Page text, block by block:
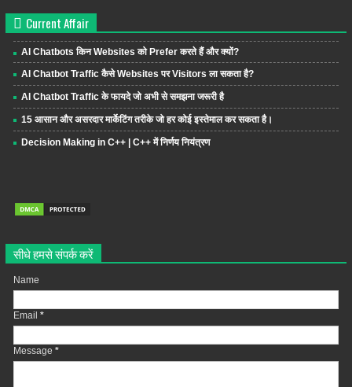
Current Affair
AI Chatbots किन Websites को Prefer करते हैं और क्यों?
AI Chatbot Traffic कैसे Websites पर Visitors ला सकता है?
AI Chatbot Traffic के फायदे जो अभी से समझना जरूरी है
15 आसान और असरदार मार्केटिंग तरीके जो हर कोई इस्तेमाल कर सकता है।
Decision Making in C++ | C++ में निर्णय नियंत्रण
सीधे हमसे संपर्क करें
Name
Email *
Message *